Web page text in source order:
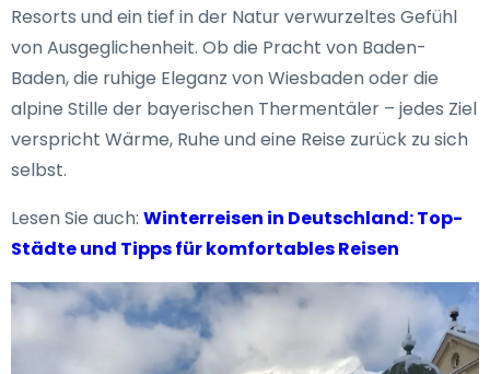
Resorts und ein tief in der Natur verwurzeltes Gefühl
von Ausgeglichenheit. Ob die Pracht von Baden-
Baden, die ruhige Eleganz von Wiesbaden oder die
alpine Stille der bayerischen Thermen­täler – jedes Ziel
verspricht Wärme, Ruhe und eine Reise zurück zu sich
selbst.
Lesen Sie auch: Winterreisen in Deutschland: Top-
Städte und Tipps für komfortables Reisen